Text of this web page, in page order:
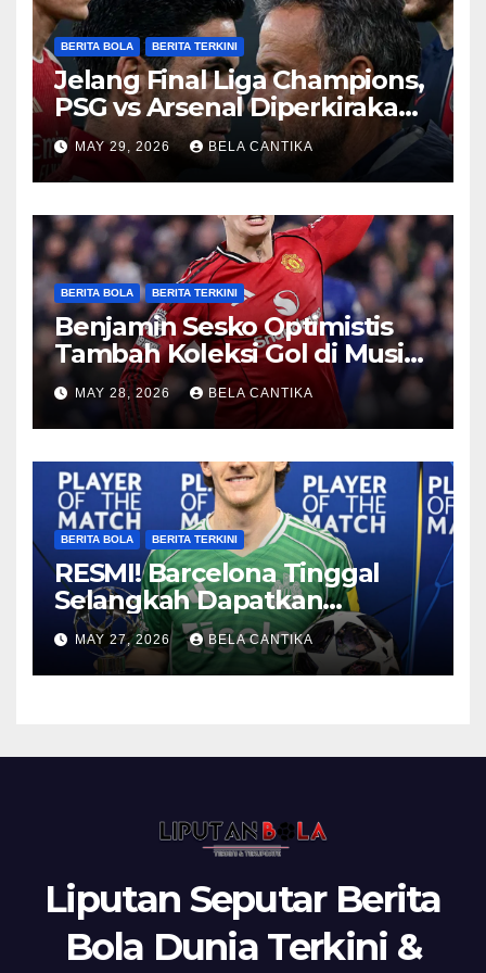
BERITA BOLA BERITA TERKINI
Jelang Final Liga Champions,
PSG vs Arsenal Diperkirakan
Sengit
MAY 29, 2026 BELA CANTIKA
BERITA BOLA BERITA TERKINI
Benjamin Sesko Optimistis
Tambah Koleksi Gol di Musim
2026/27
MAY 28, 2026 BELA CANTIKA
BERITA BOLA BERITA TERKINI
RESMI! Barcelona Tinggal
Selangkah Dapatkan
Anthony Gordon
MAY 27, 2026 BELA CANTIKA
Liputan Seputar Berita
Bola Dunia Terkini &